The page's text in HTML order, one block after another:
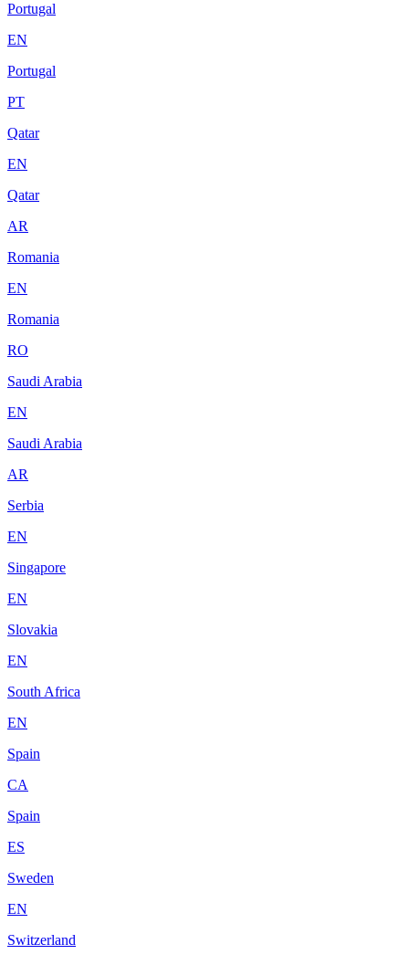
Portugal
EN
Portugal
PT
Qatar
EN
Qatar
AR
Romania
EN
Romania
RO
Saudi Arabia
EN
Saudi Arabia
AR
Serbia
EN
Singapore
EN
Slovakia
EN
South Africa
EN
Spain
CA
Spain
ES
Sweden
EN
Switzerland